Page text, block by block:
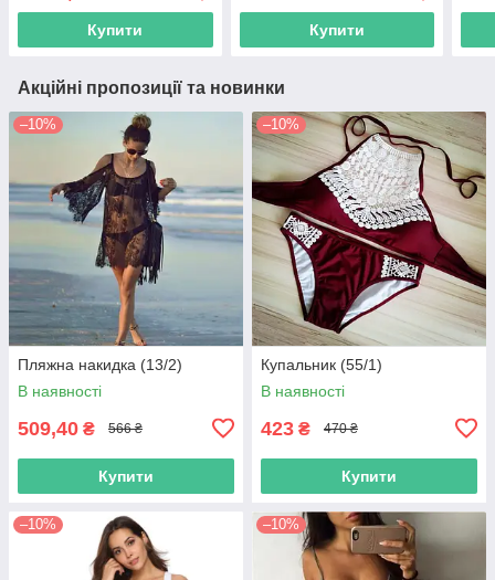
Купити Купити
Акційні пропозиції та новинки
–10%
Пляжна накидка (13/2)
В наявності
509,40 ₴ 566 ₴
Купити
–10%
Купальник (55/1)
В наявності
423 ₴ 470 ₴
Купити
–10% –10%